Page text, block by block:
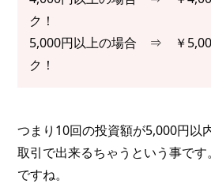
ク！
5,000円以上の場合 ⇒ ￥
ク！
つまり10回の投資額が5,000円以
取引で出来るちゃうという事で
ですね。